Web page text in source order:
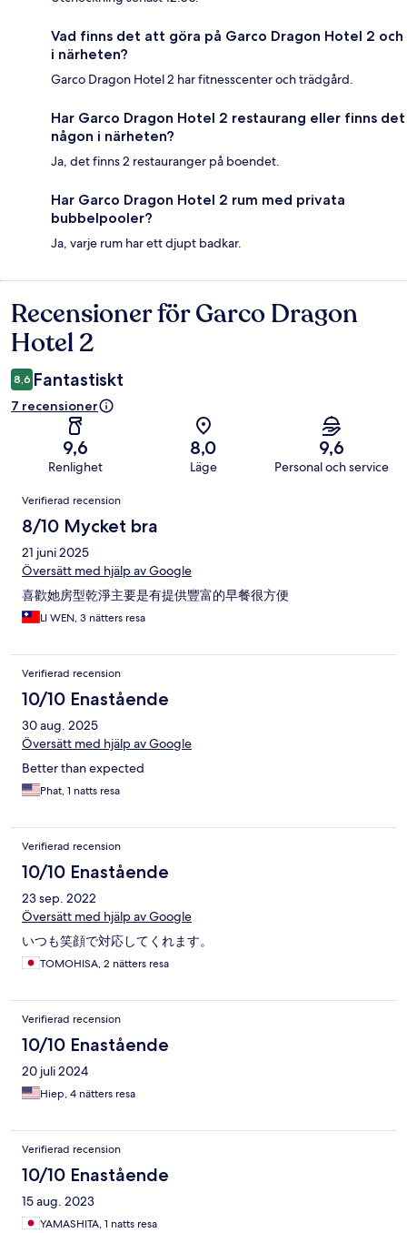
Vad finns det att göra på Garco Dragon Hotel 2 och
i närheten?
Garco Dragon Hotel 2 har fitnesscenter och trädgård.
Har Garco Dragon Hotel 2 restaurang eller finns det
någon i närheten?
Ja, det finns 2 restauranger på boendet.
Har Garco Dragon Hotel 2 rum med privata
bubbelpooler?
Ja, varje rum har ett djupt badkar.
Recensioner
Recensioner för Garco Dragon
Hotel 2
8,6 Fantastiskt
7 recensioner
9,6
Renlighet
8,0
Läge
9,6
Personal och service
Recensioner
Verifierad recension
8/10 Mycket bra
21 juni 2025
Översätt med hjälp av Google
喜歡她房型乾淨主要是有提供豐富的早餐很方便
LI WEN, 3 nätters resa
Verifierad recension
10/10 Enastående
30 aug. 2025
Översätt med hjälp av Google
Better than expected
Phat, 1 natts resa
Verifierad recension
10/10 Enastående
23 sep. 2022
Översätt med hjälp av Google
いつも笑顔で対応してくれます。
TOMOHISA, 2 nätters resa
Verifierad recension
10/10 Enastående
20 juli 2024
Hiep, 4 nätters resa
Verifierad recension
10/10 Enastående
15 aug. 2023
YAMASHITA, 1 natts resa